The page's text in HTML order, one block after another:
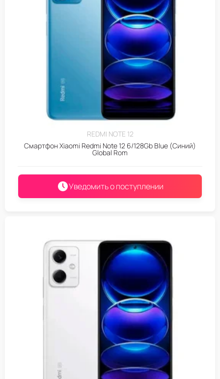
REDMI NOTE 12
Смартфон Xiaomi Redmi Note 12 6/128Gb Blue (Синий)
Global Rom
Уведомить о поступлении